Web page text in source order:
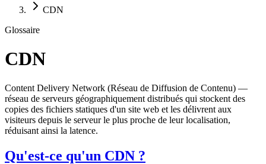
CDN
Glossaire
CDN
Content Delivery Network (Réseau de Diffusion de Contenu) —
réseau de serveurs géographiquement distribués qui stockent des
copies des fichiers statiques d'un site web et les délivrent aux
visiteurs depuis le serveur le plus proche de leur localisation,
réduisant ainsi la latence.
Qu'est-ce qu'un CDN ?